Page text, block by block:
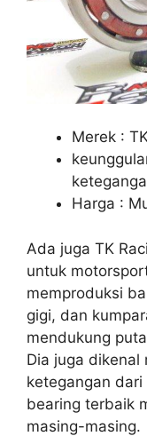
Merek :
Harga :
Ada juga TK
untuk
memproduksi
gigi, dan
mendukung
Dia juga dikenal
ketegangan
bearing terbaik
masing-masing.